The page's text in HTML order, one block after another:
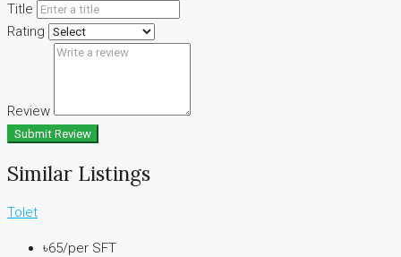
Title
Rating
Review
Submit Review
Similar Listings
Tolet
৳65/per SFT